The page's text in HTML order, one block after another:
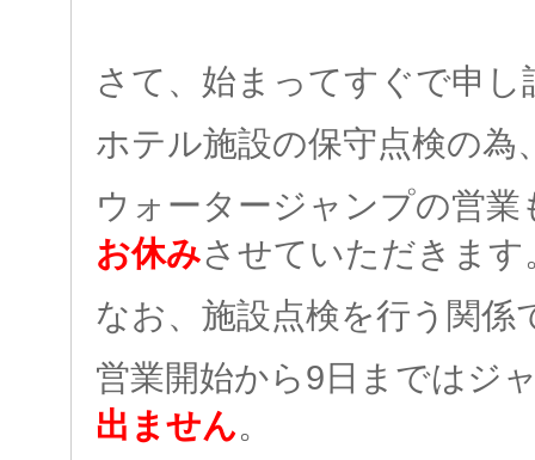
さて、始まってすぐで申
ホテル施設の保守点検の為
ウォータージャンプの営業
お休みさせていただきます
なお、施設点検を行う関係
営業開始から9日まではジ
出ません。